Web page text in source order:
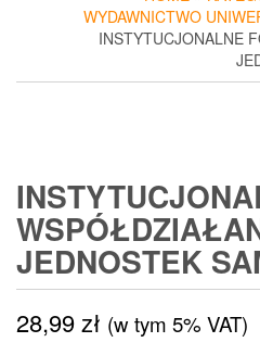
WYDAWNICTWO
INSTYTUCJONALNE
JEDNOSTEK
28,99zł (w tym 5% VAT)